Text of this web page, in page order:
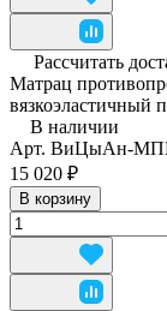
Рассчитать
Матрац
В наличии
Арт. ВиЦыАн-
15 020 ₽
В корзину